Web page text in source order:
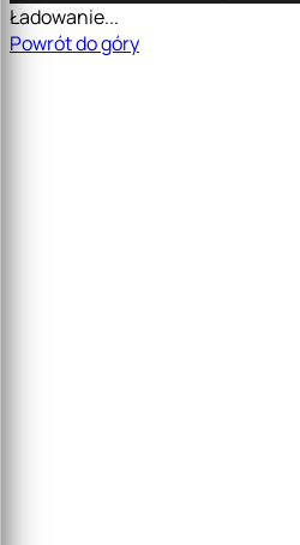
Ładowanie...
Powrót do góry